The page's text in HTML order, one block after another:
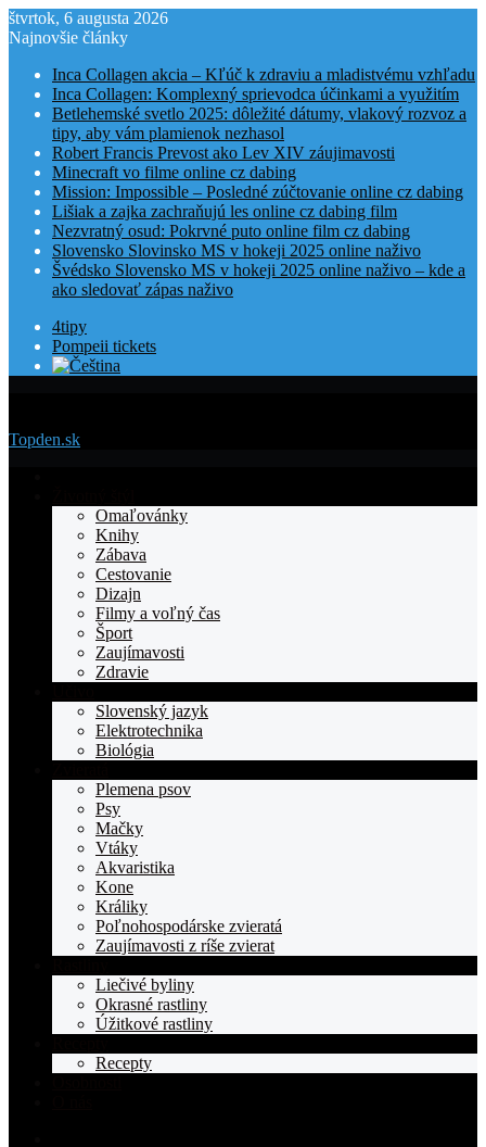
štvrtok, 6 augusta 2026
Najnovšie články
Inca Collagen akcia – Kľúč k zdraviu a mladistvému vzhľadu
Inca Collagen: Komplexný sprievodca účinkami a využitím
Betlehemské svetlo 2025: dôležité dátumy, vlakový rozvoz a
tipy, aby vám plamienok nezhasol
Robert Francis Prevost ako Lev XIV záujimavosti
Minecraft vo filme online cz dabing
Mission: Impossible – Posledné zúčtovanie online cz dabing
Lišiak a zajka zachraňujú les online cz dabing film
Nezvratný osud: Pokrvné puto online film cz dabing
Slovensko Slovinsko MS v hokeji 2025 online naživo
Švédsko Slovensko MS v hokeji 2025 online naživo – kde a
ako sledovať zápas naživo
4tipy
Pompeii tickets
Topden.sk
TOPden.skOmaľovánky
Knihy
Zábava
Cestovanie
Dizajn
Filmy a voľný čas
Šport
Zaujímavosti
Zdravie
Slovenský jazyk
Elektrotechnika
Biológia
Plemena psov
Psy
Mačky
Vtáky
Akvaristika
Kone
Králiky
Poľnohospodárske zvieratá
Zaujímavosti z ríše zvierat
Liečivé byliny
Okrasné rastliny
Úžitkové rastliny
Recepty